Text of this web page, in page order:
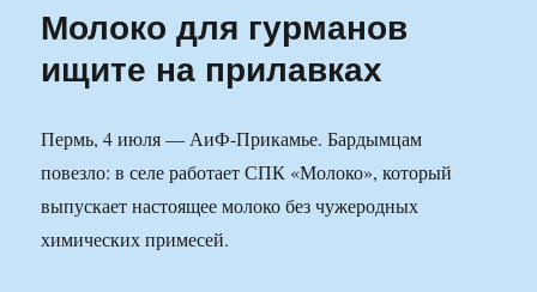
Молоко для гурманов
ищите на прилавках
Пермь, 4 июля — АиФ-Прикамье. Бардымцам
повезло: в селе работает СПК «Молоко», который
выпускает настоящее молоко без чужеродных
химических примесей.